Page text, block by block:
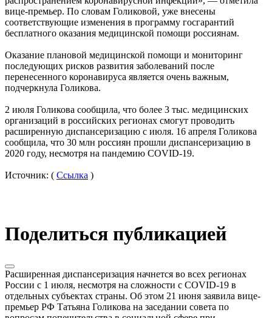
вице-премьер. По словам Голиковой, уже внесены
соответствующие изменения в программу госгарантий
бесплатного оказания медицинской помощи россиянам.
Оказание плановой медицинской помощи и мониторинг
последующих рисков развития заболеваний после
перенесенного коронавируса является очень важным,
подчеркнула Голикова.
2 июля Голикова сообщила, что более 3 тыс. медицинских
организаций в российских регионах смогут проводить
расширенную диспансеризацию с июля. 16 апреля Голикова
сообщила, что 30 млн россиян прошли диспансеризацию в
2020 году, несмотря на пандемию COVID-19.
Источник: ( Ссылка )
Поделиться публикацией
Расширенная диспансеризация начнется во всех регионах
России с 1 июля, несмотря на сложности с COVID-19 в
отдельных субъектах страны. Об этом 21 июня заявила вице-
премьер РФ Татьяна Голикова на заседании совета по